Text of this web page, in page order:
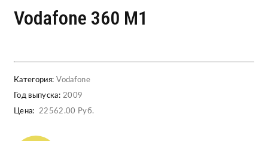
Vodafone 360 M1
Категория: Vodafone
Год выпуска: 2009
Цена:
22562.00 Руб.